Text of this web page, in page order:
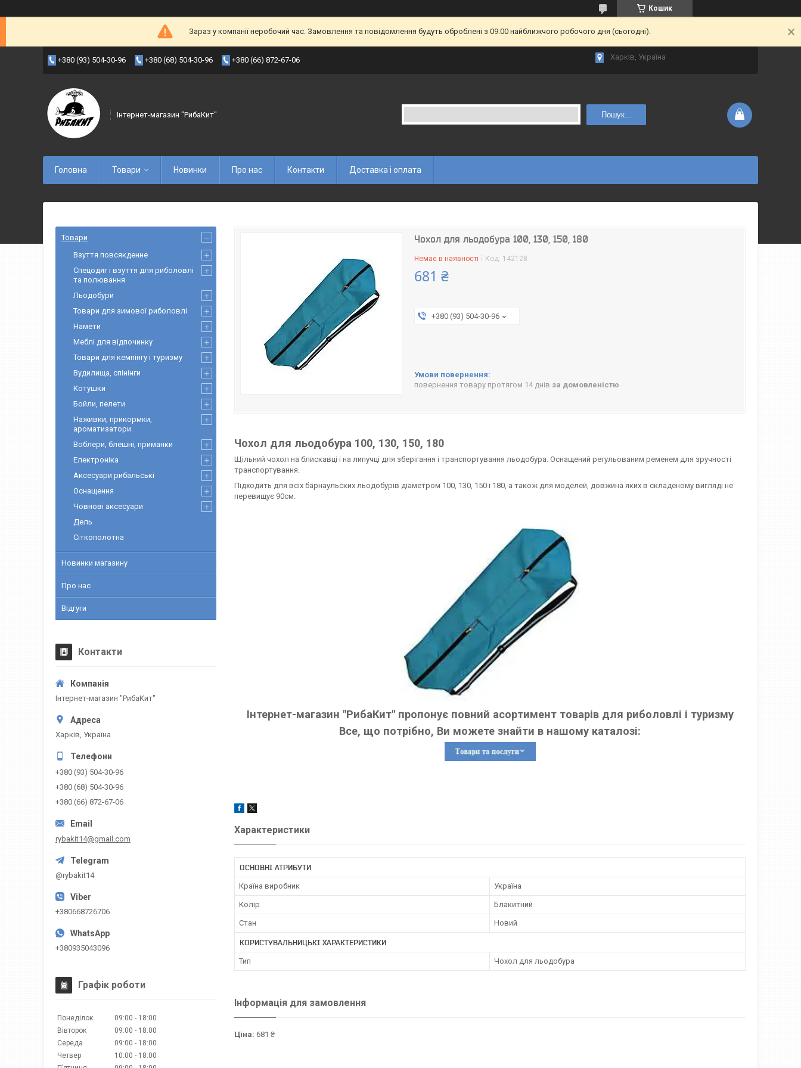
Кошик
Зараз у компанії неробочий час. Замовлення та повідомлення будуть оброблені з 09:00 найближчого робочого дня (сьогодні).
+380 (93) 504-30-96 +380 (68) 504-30-96 +380 (66) 872-67-06 Харків, Україна
Інтернет-магазин "РибаКит" Пошук...
Головна Товари Новинки Про нас Контакти Доставка і оплата
Чохол для льодобура 100, 130, 150, 180
Немає в наявності Код: 142128
681 ₴
+380 (93) 504-30-96
повернення товару протягом 14 днів за домовленістю
Чохол для льодобура 100, 130, 150, 180
Щільний чохол на блискавці і на липучці для зберігання і транспортування льодобура. Оснащений регульованим ременем для зручності
транспортування.
Підходить для всіх барнаульских льодобурів діаметром 100, 130, 150 і 180, а також для моделей, довжина яких в складеному вигляді не
перевищує 90см.
Інтернет-магазин "РибаКит" пропонує повний асортимент товарів для риболовлі і туризму
Все, що потрібно, Ви можете знайти в нашому каталозі:
Характеристики
ОСНОВНІ АТРИБУТИ
Країна виробник Україна
Колір Блакитний
Стан Новий
КОРИСТУВАЛЬНИЦЬКІ ХАРАКТЕРИСТИКИ
Тип Чохол для льодобура
Інформація для замовлення
Ціна: 681 ₴
Товари
Взуття повсякденне
Спецодяг і взуття для риболовлі
та полювання
Льодобури
Товари для зимової риболовлі
Намети
Меблі для відпочинку
Товари для кемпінгу і туризму
Вудилища, спінінги
Котушки
Бойли, пелети
Наживки, прикормки,
ароматизатори
Воблери, блешні, приманки
Електроніка
Аксесуари рибальські
Оснащення
Човнові аксесуари
Дель
Сіткополотна
Новинки магазину
Про нас
Відгуги
Контакти
Інтернет-магазин "РибаКит"
Харків, Україна
+380 (93) 504-30-96
+380 (68) 504-30-96
+380 (66) 872-67-06
rybakit14@gmail.com
@rybakit14
+380668726706
+380935043096
Графік роботи
Понеділок 09:00
18:00
Вівторок
09:00
18:00
Середа
09:00
18:00
Четвер
10:00
18:00